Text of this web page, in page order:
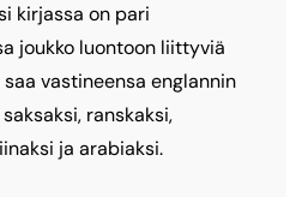
kirjassa on pari
joukko luontoon liittyviä
vastineensa englannin
ranskaksi,
ja arabiaksi.